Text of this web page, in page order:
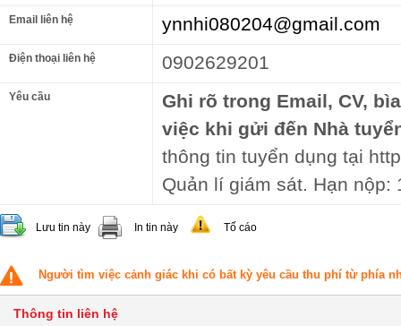
Email liên hệ ynnhi080204@gmail.com
Điện thoại liên hệ 0902629201
Yêu cầu
Ghi rõ trong Email, CV,
việc khi gửi đến Nhà
thông tin tuyển dụng tại
Quản lí giám sát. Hạn nộp:
Lưu tin này In tin này Tố cáo
Người tìm việc cảnh giác khi có bất kỳ yêu cầu thu phí từ phía
Thông tin liên hệ